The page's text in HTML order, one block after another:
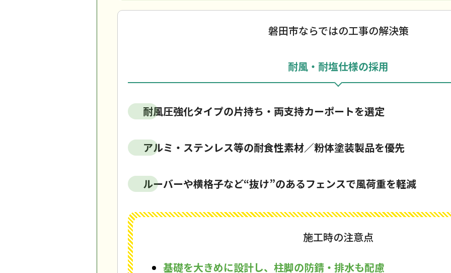
磐田市ならではの工事の解決策
耐風・耐塩仕様の採用
耐風圧強化タイプの片持ち・両支持カーポートを選定
アルミ・ステンレス等の耐食性素材／粉体塗装製品を優先
ルーバーや横格子など“抜け”のあるフェンスで風荷重を軽減
施工時の注意点
基礎を大きめに設計し、柱脚の防錆・排水も配慮